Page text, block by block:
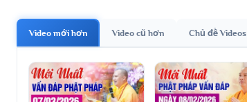
Video mới hơn Video cũ hơn Chủ đề Videos